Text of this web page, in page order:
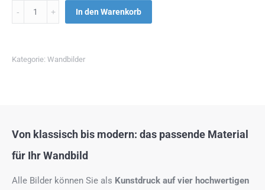
Menge In den Warenkorb
Kategorie: Wandbilder
Von klassisch bis modern: das passende Material
für Ihr Wandbild
Alle Bilder können Sie als Kunstdruck auf vier hochwertigen